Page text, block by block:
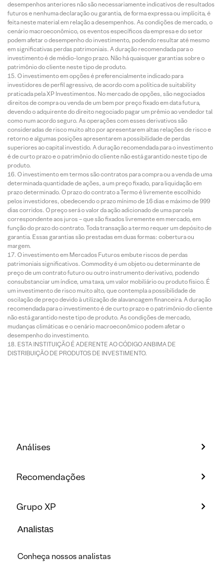
desempenhos anteriores não são necessariamente indicativos de resultados
futuros e nenhuma declaração ou garantia, de forma expressa ou implícita, é
feita neste material em relação a desempenhos. As condições de mercado, o
cenário macroeconômico, os eventos específicos da empresa e do setor
podem afetar o desempenho do investimento, podendo resultar até mesmo
em significativas perdas patrimoniais. A duração recomendada para o
investimento é de médio-longo prazo. Não há quaisquer garantias sobre o
patrimônio do cliente neste tipo de produto.
O investimento em opções é preferencialmente indicado para
investidores de perfil agressivo, de acordo com a política de suitability
praticada pela XP Investimentos. No mercado de opções, são negociados
direitos de compra ou venda de um bem por preço fixado em data futura,
devendo o adquirente do direito negociado pagar um prêmio ao vendedor tal
como num acordo seguro. As operações com esses derivativos são
consideradas de risco muito alto por apresentarem altas relações de risco e
retorno e algumas posições apresentarem a possibilidade de perdas
superiores ao capital investido. A duração recomendada para o investimento
é de curto prazo e o patrimônio do cliente não está garantido neste tipo de
produto.
O investimento em termos são contratos para compra ou a venda de uma
determinada quantidade de ações, a um preço fixado, para liquidação em
prazo determinado. O prazo do contrato a Termo é livremente escolhido
pelos investidores, obedecendo o prazo mínimo de 16 dias e máximo de 999
dias corridos. O preço será o valor da ação adicionado de uma parcela
correspondente aos juros – que são fixados livremente em mercado, em
função do prazo do contrato. Toda transação a termo requer um depósito de
garantia. Essas garantias são prestadas em duas formas: cobertura ou
margem.
O investimento em Mercados Futuros embute riscos de perdas
patrimoniais significativos. Commodity é um objeto ou determinante de
preço de um contrato futuro ou outro instrumento derivativo, podendo
consubstanciar um índice, uma taxa, um valor mobiliário ou produto físico. É
um investimento de risco muito alto, que contempla a possibilidade de
oscilação de preço devido à utilização de alavancagem financeira. A duração
recomendada para o investimento é de curto prazo e o patrimônio do cliente
não está garantido neste tipo de produto. As condições de mercado,
mudanças climáticas e o cenário macroeconômico podem afetar o
desempenho do investimento.
ESTA INSTITUIÇÃO É ADERENTE AO CÓDIGO ANBIMA DE
DISTRIBUIÇÃO DE PRODUTOS DE INVESTIMENTO.
Análises
Recomendações
Grupo XP
Analistas
Conheça nossos analistas